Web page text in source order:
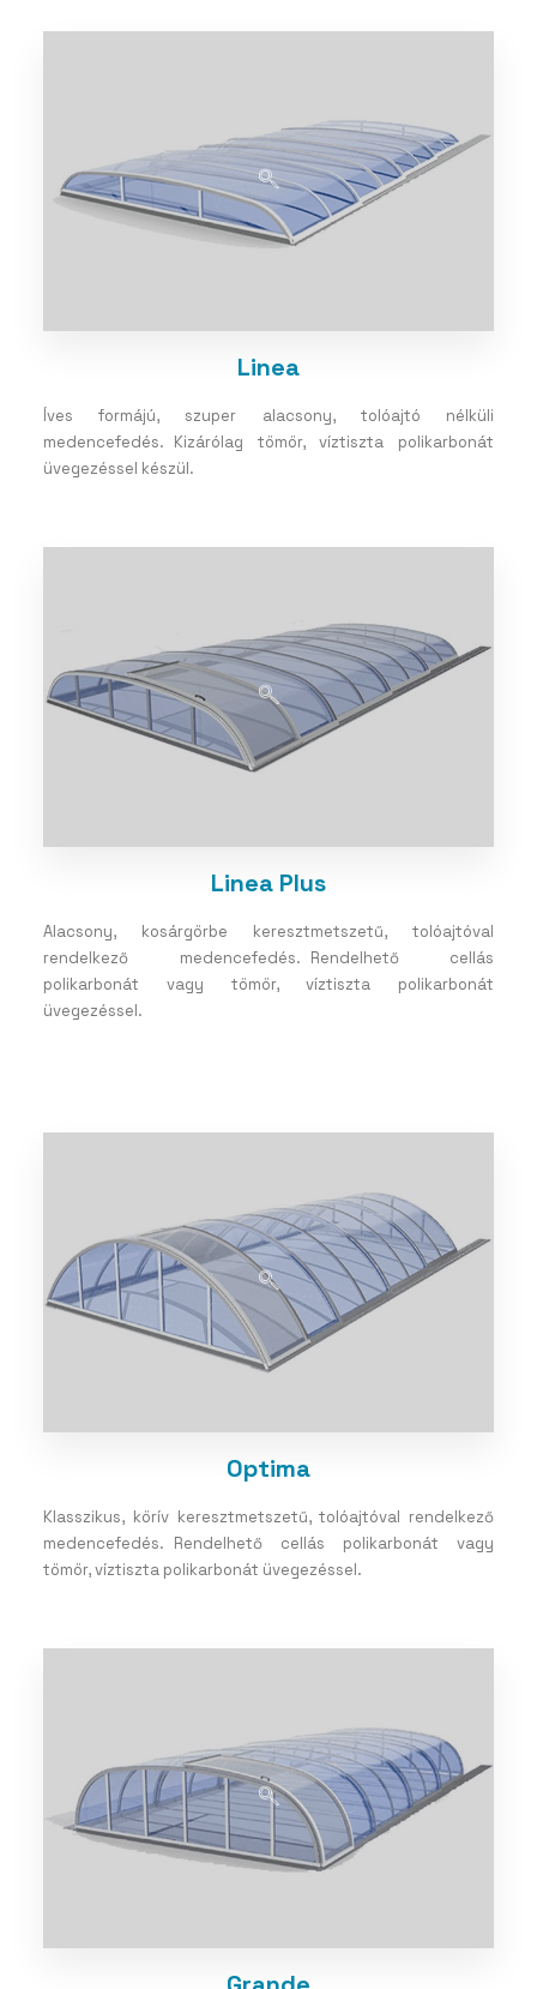
Linea
Íves formájú, szuper alacsony, tolóajtó nélküli
medencefedés. Kizárólag tömör, víztiszta polikarbonát
üvegezéssel készül.
Linea Plus
Alacsony, kosárgörbe keresztmetszetű, tolóajtóval
rendelkező medencefedés. Rendelhető cellás
polikarbonát vagy tömör, víztiszta polikarbonát
üvegezéssel.
Optima
Klasszikus, körív keresztmetszetű, tolóajtóval rendelkező
medencefedés. Rendelhető cellás polikarbonát vagy
tömör, víztiszta polikarbonát üvegezéssel.